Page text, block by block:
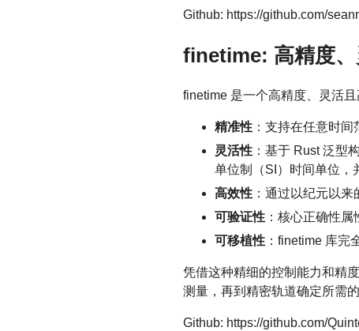
Github: https://github.com/
finetime: 高精度
finetime 是一个高精度、灵活
精准性 ：支持在任意时
灵活性 ：基于 Rust 泛型
单位制（SI）时间单位，
高效性 ：通过以纪元以
可验证性 ：核心正确性
可移植性 ：finetime 库完
凭借这种精细的控制能力和精
测量，再到精密轨道确定所需
Github: https://github.com/